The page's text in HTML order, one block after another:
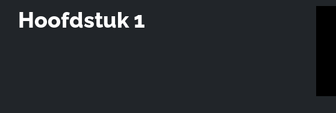
Hoofdstuk 1